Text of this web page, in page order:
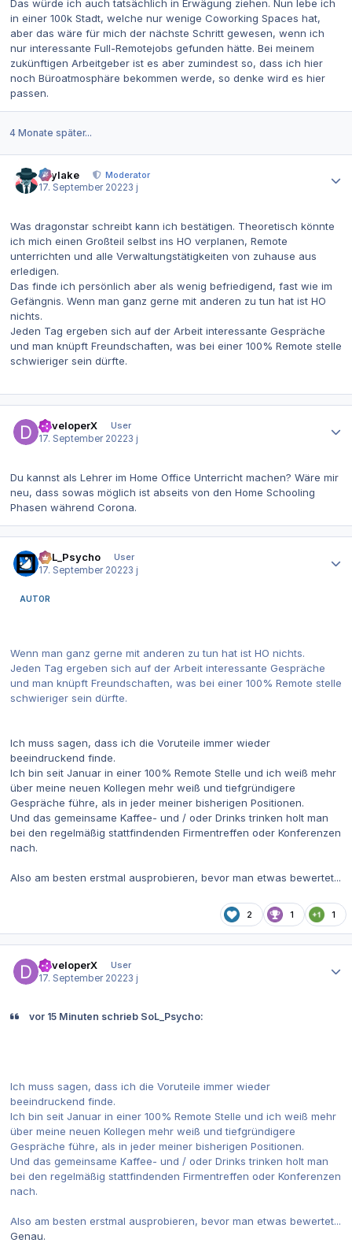
Das würde ich auch tatsächlich in Erwägung ziehen. Nun lebe ich
in einer 100k Stadt, welche nur wenige Coworking Spaces hat,
aber das wäre für mich der nächste Schritt gewesen, wenn ich
nur interessante Full-Remotejobs gefunden hätte. Bei meinem
zukünftigen Arbeitgeber ist es aber zumindest so, dass ich hier
noch Büroatmosphäre bekommen werde, so denke wird es hier
passen.
4 Monate später...
skylake
Moderator
17. September 20223 j
Was dragonstar schreibt kann ich bestätigen. Theoretisch könnte
ich mich einen Großteil selbst ins HO verplanen, Remote
unterrichten und alle Verwaltungstätigkeiten von zuhause aus
erledigen.
Das finde ich persönlich aber als wenig befriedigend, fast wie im
Gefängnis. Wenn man ganz gerne mit anderen zu tun hat ist HO
nichts.
Jeden Tag ergeben sich auf der Arbeit interessante Gespräche
und man knüpft Freundschaften, was bei einer 100% Remote stelle
schwieriger sein dürfte.
DeveloperX
User
17. September 20223 j
Du kannst als Lehrer im Home Office Unterricht machen? Wäre mir
neu, dass sowas möglich ist abseits von den Home Schooling
Phasen während Corona.
SoL_Psycho
User
17. September 20223 j
AUTOR
Wenn man ganz gerne mit anderen zu tun hat ist HO nichts.
Jeden Tag ergeben sich auf der Arbeit interessante Gespräche
und man knüpft Freundschaften, was bei einer 100% Remote stelle
schwieriger sein dürfte.
Ich muss sagen, dass ich die Voruteile immer wieder
beeindruckend finde.
Ich bin seit Januar in einer 100% Remote Stelle und ich weiß mehr
über meine neuen Kollegen mehr weiß und tiefgründigere
Gespräche führe, als in jeder meiner bisherigen Positionen.
Und das gemeinsame Kaffee- und / oder Drinks trinken holt man
bei den regelmäßig stattfindenden Firmentreffen oder Konferenzen
nach.
Also am besten erstmal ausprobieren, bevor man etwas bewertet...
2 1 1
DeveloperX
User
17. September 20223 j
vor 15 Minuten schrieb SoL_Psycho:
Ich muss sagen, dass ich die Voruteile immer wieder
beeindruckend finde.
Ich bin seit Januar in einer 100% Remote Stelle und ich weiß mehr
über meine neuen Kollegen mehr weiß und tiefgründigere
Gespräche führe, als in jeder meiner bisherigen Positionen.
Und das gemeinsame Kaffee- und / oder Drinks trinken holt man
bei den regelmäßig stattfindenden Firmentreffen oder Konferenzen
nach.
Also am besten erstmal ausprobieren, bevor man etwas bewertet...
Genau.